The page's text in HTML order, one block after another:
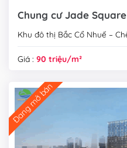
Chung cư Jade Square
Khu đô thị Bắc Cổ Nhuế –
Giá : 90 triệu/m²
Đang mở bán